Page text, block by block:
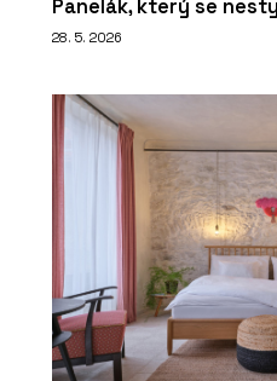
Panelák, který se
28. 5. 2026